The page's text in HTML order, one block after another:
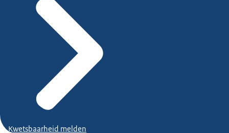
Kwetsbaarheid melden